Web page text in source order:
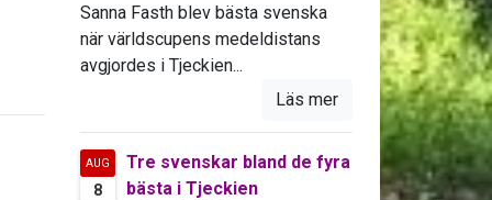
Sanna Fasth blev bästa svenska
när världscupens medeldistans
avgjordes i Tjeckien...
Läs mer
AUG
8
Tre svenskar bland de fyra
bästa i Tjeckien